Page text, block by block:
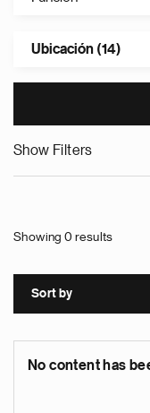
Ubicación (14)
Show Filters
Showing 0 results
Sort by
No content has